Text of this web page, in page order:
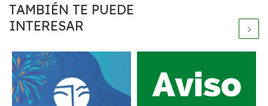
TAMBIÉN TE PUEDE
INTERESAR